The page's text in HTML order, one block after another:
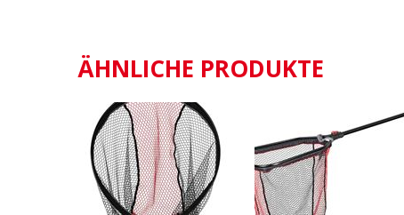
ÄHNLICHE PRODUKTE